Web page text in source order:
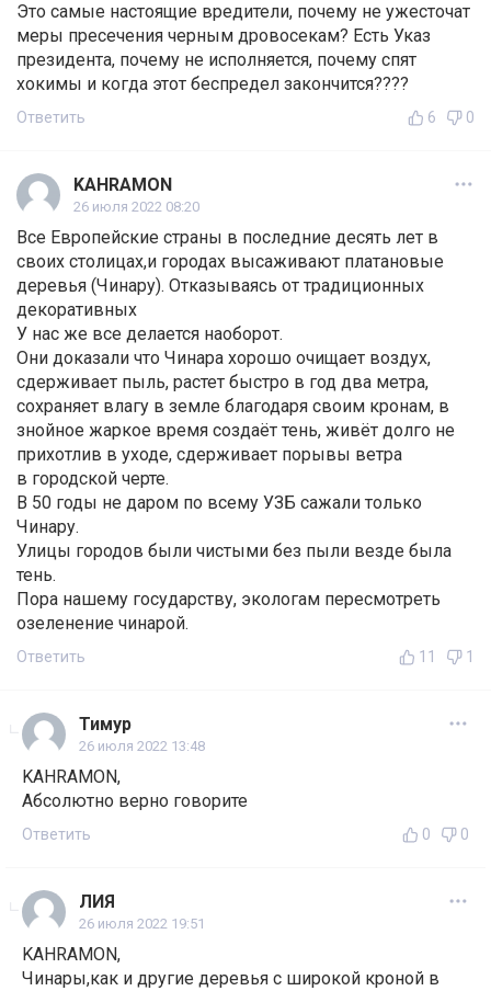
Это самые настоящие вредители, почему не ужесточат
меры пресечения черным дровосекам? Есть Указ
президента, почему не исполняется, почему спят
хокимы и когда этот беспредел закончится????
Ответить 6 0
KAHRAMON
26 июля 2022 08:20
Все Европейские страны в последние десять лет в
своих столицах,и городах высаживают платановые
деревья (Чинару). Отказываясь от традиционных
декоративных
У нас же все делается наоборот.
Они доказали что Чинара хорошо очищает воздух,
сдерживает пыль, растет быстро в год два метра,
сохраняет влагу в земле благодаря своим кронам, в
знойное жаркое время создаёт тень, живёт долго не
прихотлив в уходе, сдерживает порывы ветра
в городской черте.
В 50 годы не даром по всему УЗБ сажали только
Чинару.
Улицы городов были чистыми без пыли везде была
тень.
Пора нашему государству, экологам пересмотреть
озеленение чинарой.
Ответить 11 1
Тимур
26 июля 2022 13:48
KAHRAMON,
Абсолютно верно говорите
Ответить 0 0
ЛИЯ
26 июля 2022 19:51
KAHRAMON,
Чинары,как и другие деревья с широкой кроной в